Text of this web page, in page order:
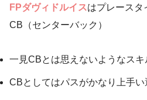
FPダヴィドルイスはプレースタ
CB（センターバック）
一見CBとは思えないようなスキ
CBとしてはパスがかなり上手い